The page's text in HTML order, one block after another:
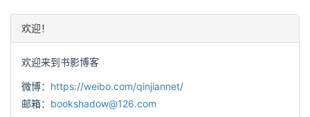
欢迎！
欢迎来到书影博客
微博： https://weibo.com/qinjiannet/
邮箱： bookshadow@126.com